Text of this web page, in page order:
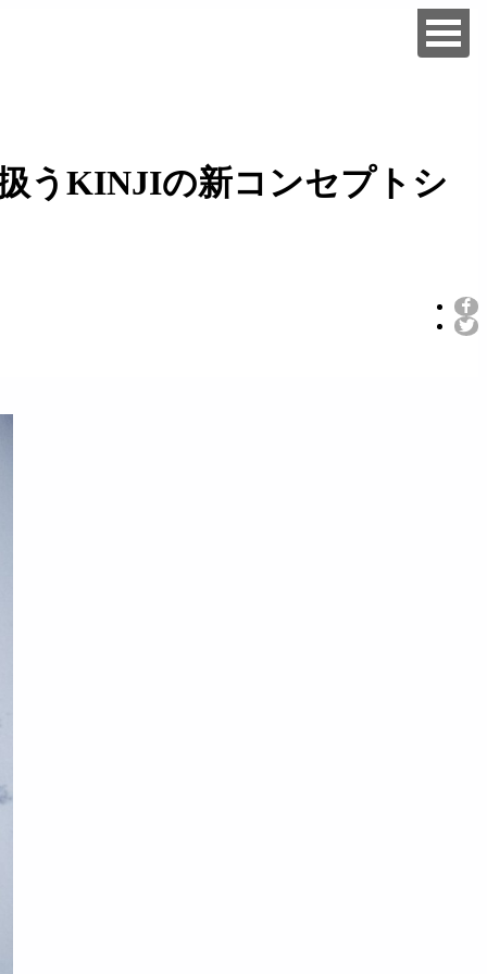
うKINJIの新コンセプトシ